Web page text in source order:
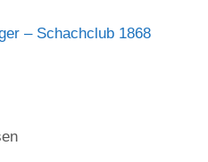
– Schachclub 1868